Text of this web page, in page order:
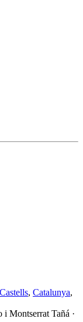
Castells, Catalunya,
Montserrat Tañá ·